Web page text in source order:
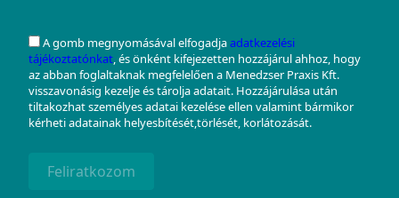
A gomb megnyomásával elfogadjaadatkezelési
tájékoztatónkat, és önként kifejezetten hozzájárul ahhoz, hogy
az abban foglaltaknak megfelelően a Menedzser Praxis Kft.
visszavonásig kezelje és tárolja adatait. Hozzájárulása után
tiltakozhat személyes adatai kezelése ellen valamint bármikor
kérheti adatainak helyesbítését,törlését, korlátozását.
Feliratkozom